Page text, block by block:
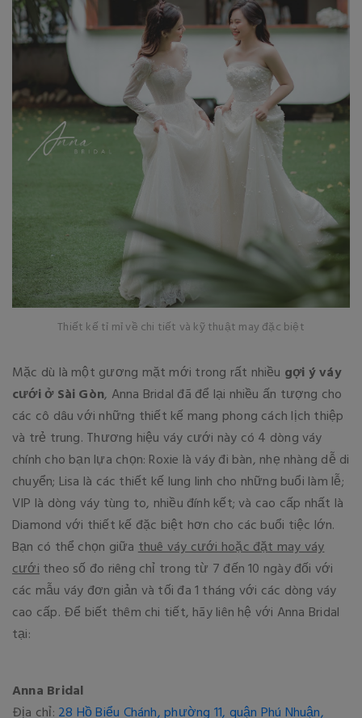
Thiết kế tỉ mỉ về chi tiết và kỹ thuật may đặc biệt
Mặc dù là một gương mặt mới trong rất nhiều gợi ý váy
cưới ở Sài Gòn, Anna Bridal đã để lại nhiều ấn tượng cho
các cô dâu với những thiết kế mang phong cách lịch thiệp
và trẻ trung. Thương hiệu váy cưới này có 4 dòng váy
chính cho bạn lựa chọn: Roxie là váy đi bàn, nhẹ nhàng dễ di
chuyển; Lisa là các thiết kế lung linh cho những buổi làm lễ;
VIP là dòng váy tùng to, nhiều đính kết; và cao cấp nhất là
Diamond với thiết kế đặc biệt hơn cho các buổi tiệc lớn.
Bạn có thể chọn giữa thuê váy cưới hoặc đặt may váy
cướitheo số đo riêng chỉ trong từ 7 đến 10 ngày đối với
các mẫu váy đơn giản và tối đa 1 tháng với các dòng váy
cao cấp. Để biết thêm chi tiết, hãy liên hệ với Anna Bridal
tại:
Anna Bridal
Địa chỉ: 28 Hồ Biểu Chánh, phường 11, quận Phú Nhuận,